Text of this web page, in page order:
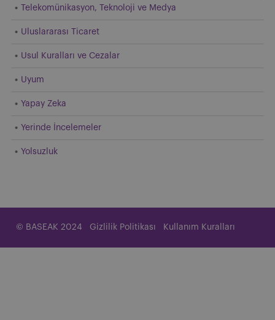
Telekomünikasyon, Teknoloji ve Medya
Uluslararası Ticaret
Usul Kuralları ve Cezalar
Uyum
Yapay Zeka
Yerinde İncelemeler
Yolsuzluk
© BASEAK 2024 Gizlilik Politikası Kullanım Kuralları